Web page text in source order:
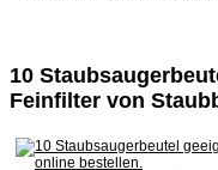
10
Feinfilter von